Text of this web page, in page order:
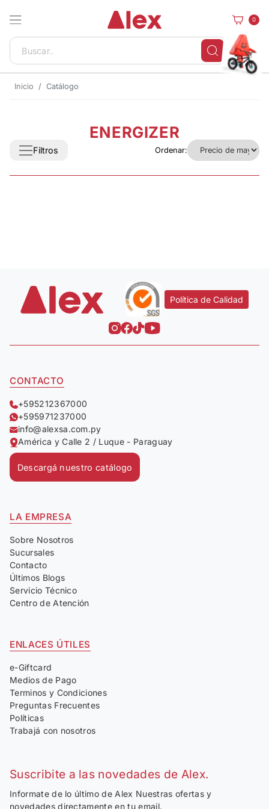
0
Inicio Catálogo
ENERGIZER
Filtros Ordenar:
Política de Calidad
CONTACTO
+595212367000
+595971237000
info@alexsa.com.py
América y Calle 2 / Luque - Paraguay
Descargá nuestro catálogo
LA EMPRESA
Sobre Nosotros
Sucursales
Contacto
Últimos Blogs
Servicio Técnico
Centro de Atención
ENLACES ÚTILES
e-Giftcard
Medios de Pago
Terminos y Condiciones
Preguntas Frecuentes
Políticas
Trabajá con nosotros
Suscribite a las novedades de Alex.
Informate de lo último de Alex Nuestras ofertas y
novedades directamente en tu email.